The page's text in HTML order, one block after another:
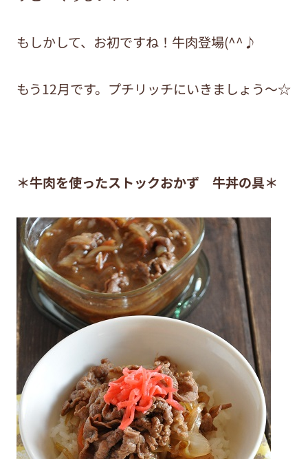
もしかして、お初ですね！牛肉登場(^^♪
もう12月です。プチリッチにいきましょう～☆
＊牛肉を使ったストックおかず 牛丼の具＊